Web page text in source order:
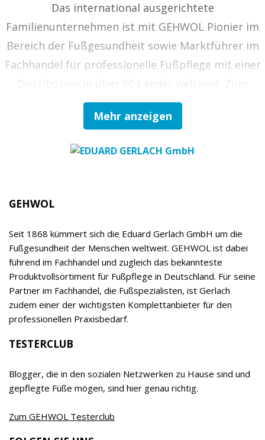
Mehr anzeigen
Das international ausgerichtete
Familienunternehmen ist mit GEHWOL Pionier im
Bereich der Fußgesundheit sowie Marktführer im
Fachhandel für professionelle Fußpflege mit einer
Distribution in über 60 Länder weltweit. Zum
Vollsortiment gehören Kosmetika,
Medizinprodukte und Arzneimittel zur Fußpflege
im kosmetischen und podologischen Fachhandel
sowie in Apotheken, aber auch Instrumente,
von Fußpflege- und Podologie-Praxen sowie
der Spezialisierung auf den Fuß, der hohen, auf
eigener Forschung und Entwicklung basierenden
Qualität und dem klaren Vorrang der Wirksamkeit
vor allen anderen Produkteigenschaften ein
relevanter Begeisterungstreiber sowohl für
Empfehler als auch Verbraucher. Das Unternehmen
wird inzwischen bereits in 7. Generation von Timor
Gerlach-von Waldthausen geführt.
EDUARD GERLACH GmbH